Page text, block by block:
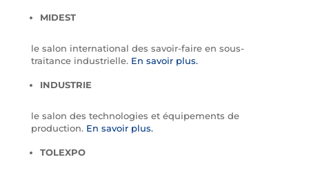
MIDEST
le salon international des savoir-faire en sous-
traitance industrielle. En savoir plus.
INDUSTRIE
le salon des technologies et équipements de
production. En savoir plus.
TOLEXPO